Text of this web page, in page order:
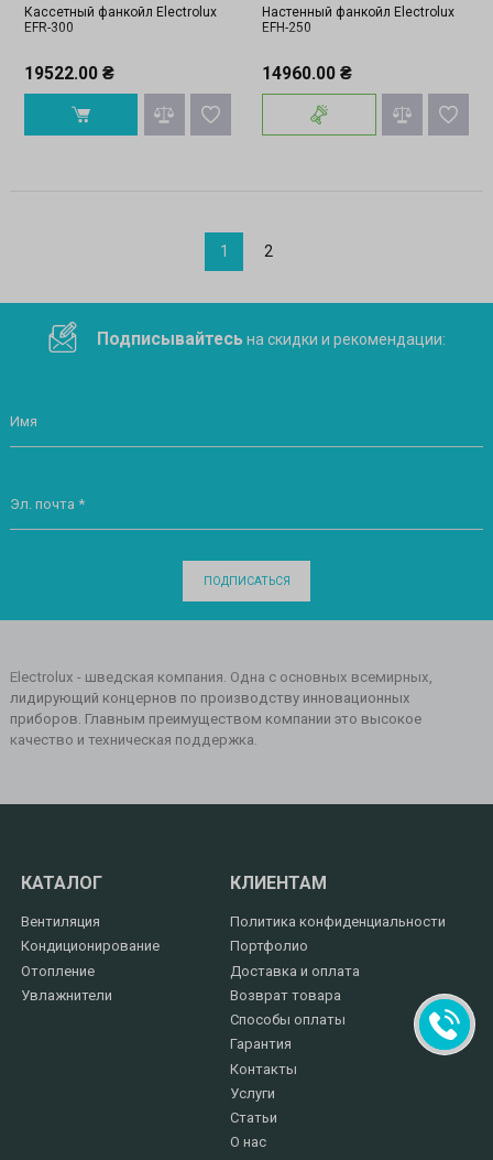
Кассетный фанкойл Electrolux
EFR-300
19522.00 ₴
Настенный фанкойл Electrolux
EFH-250
14960.00 ₴
1 2
Подписывайтесьна скидки и рекомендации:
Имя
Эл. почта *
ПОДПИСАТЬСЯ
Electrolux - шведская компания. Одна с основных всемирных,
лидирующий концернов по производству инновационных
приборов. Главным преимуществом компании это высокое
качество и техническая поддержка.
КАТАЛОГ
Вентиляция
Кондиционирование
Отопление
Увлажнители
КЛИЕНТАМ
Политика конфиденциальности
Портфолио
Доставка и оплата
Возврат товара
Способы оплаты
Гарантия
Контакты
Услуги
Статьи
О нас